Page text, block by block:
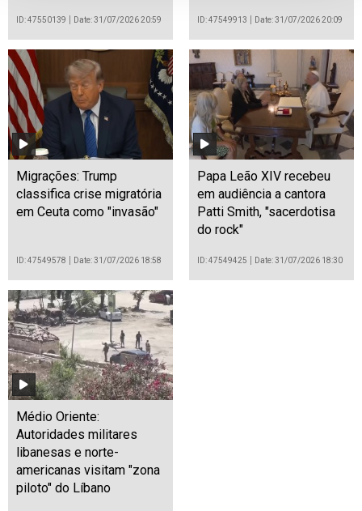
ID: 47550139 Date: 31/07/2026 20:59 ID: 47549913 Date: 31/07/2026 20:09
Migrações: Trump
classifica crise migratória
em Ceuta como "invasão"
ID: 47549578 Date: 31/07/2026 18:58
Papa Leão XIV recebeu
em audiência a cantora
Patti Smith, "sacerdotisa
do rock"
ID: 47549425 Date: 31/07/2026 18:30
Médio Oriente:
Autoridades militares
libanesas e norte-
americanas visitam "zona
piloto" do Líbano